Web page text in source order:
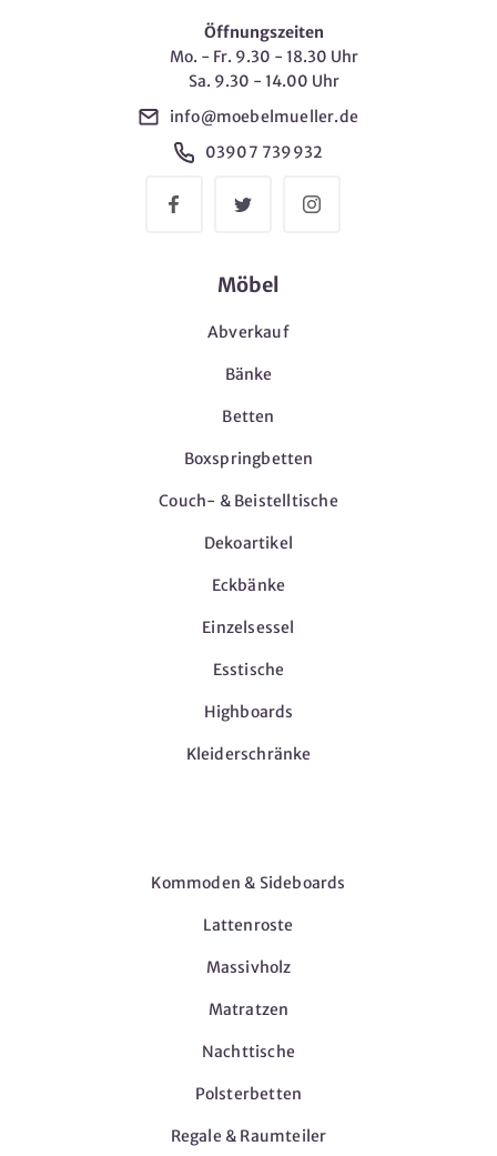
Öffnungszeiten
Mo. - Fr. 9.30 - 18.30 Uhr
Sa. 9.30 - 14.00 Uhr
info@moebelmueller.de
03907 739932
Möbel
Abverkauf
Bänke
Betten
Boxspringbetten
Couch- & Beistelltische
Dekoartikel
Eckbänke
Einzelsessel
Esstische
Highboards
Kleiderschränke
Kommoden & Sideboards
Lattenroste
Massivholz
Matratzen
Nachttische
Polsterbetten
Regale & Raumteiler